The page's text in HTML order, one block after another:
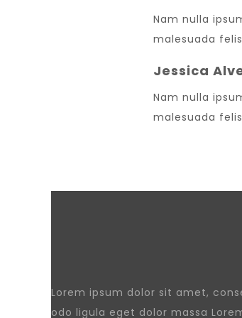
Nam nulla
malesuada
Jessica
Nam nulla
malesuada
Lorem ipsum dolor sit amet,
odo ligula eget dolor massa